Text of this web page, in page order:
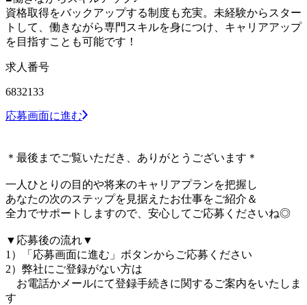
資格取得をバックアップする制度も充実。未経験からスター
トして、働きながら専門スキルを身につけ、キャリアアップ
を目指すことも可能です！
求人番号
6832133
応募画面に進む
＊最後までご覧いただき、ありがとうございます＊
一人ひとりの目的や将来のキャリアプランを把握し
あなたの次のステップを見据えたお仕事をご紹介＆
全力でサポートしますので、安心してご応募くださいね◎
▼応募後の流れ▼
1）「応募画面に進む」ボタンからご応募ください
2）弊社にご登録がない方は
お電話かメールにて登録手続きに関するご案内をいたしま
す